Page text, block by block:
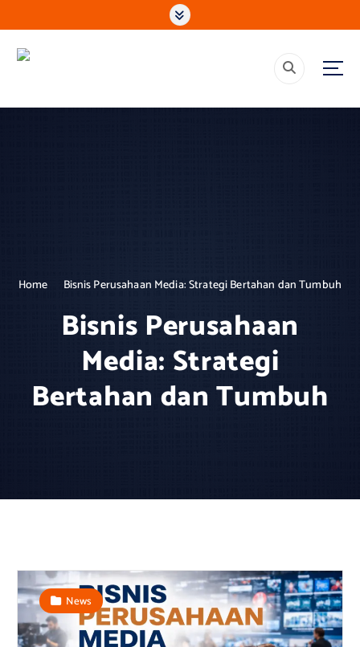
k
c
Home Bisnis Perusahaan Media: Strategi Bertahan dan Tumbuh
Bisnis Perusahaan
Media: Strategi
Bertahan dan Tumbuh
News